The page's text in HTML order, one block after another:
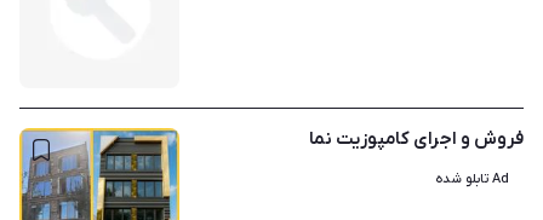
فروش و اجرای کامپوزیت نما
Ad تابلو شده